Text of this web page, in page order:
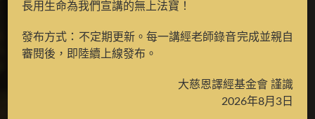
丹寺東頂大殿賜與《道
次略義證道歌甚深引
導》時之筆記
長用生命為我們宣講的無上法寶！
發布方式：不定期更新。每一講經老師錄音完成並親自
審閱後，即陸續上線發布。
大慈恩譯經基金會 謹識
2026年8月3日